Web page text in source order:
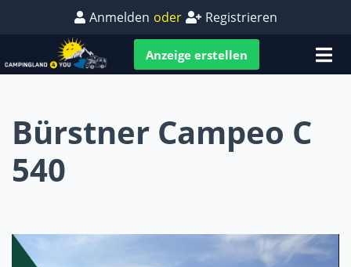
Anmelden oder Registrieren
Anzeige erstellen
Bürstner Campeo C
540